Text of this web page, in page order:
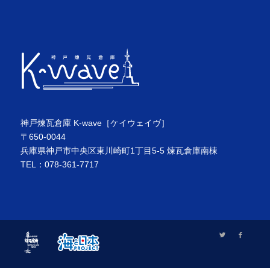
神戸煉瓦倉庫 K-wave［ケイウェイヴ］
〒650-0044
兵庫県神戸市中央区東川崎町1丁目5-5 煉瓦倉庫南棟
TEL：078-361-7717